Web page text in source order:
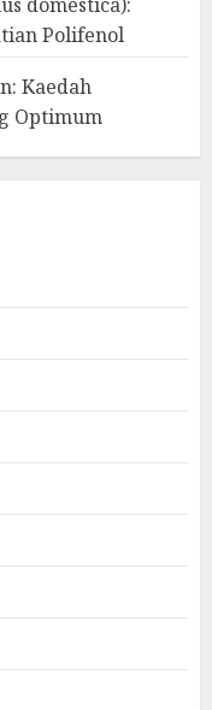
Polifenol
Kaedah
Optimum